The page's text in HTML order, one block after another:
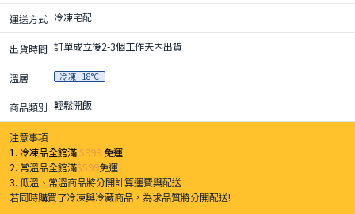
運送方式 冷凍宅配
出貨時間 訂單成立後2-3個工作天內出貨
溫層 冷凍 -18°C
商品類別 輕鬆開飯
注意事項
1. 冷凍品全館滿 $999免運
2. 常溫品全館滿$599免運
3.低溫、常溫商品將分開計算運費與配送
若同時購買了冷凍與冷藏商品，為求品質將分開配送!